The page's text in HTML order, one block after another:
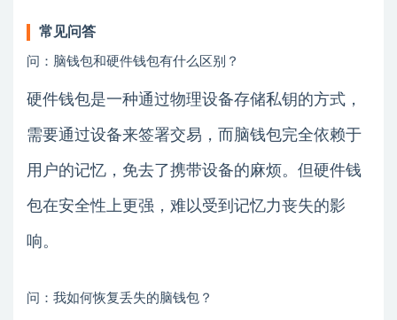
常见问答
问：脑钱包和硬件钱包有什么区别？
硬件钱包是一种通过物理设备存储私钥的方式，
需要通过设备来签署交易，而脑钱包完全依赖于
用户的记忆，免去了携带设备的麻烦。但硬件钱
包在安全性上更强，难以受到记忆力丧失的影
响。
问：我如何恢复丢失的脑钱包？